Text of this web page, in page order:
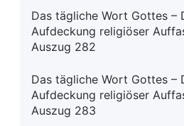
Das tägliche Wort Gottes –
Aufdeckung religiöser
Auszug 282
Das tägliche Wort Gottes –
Aufdeckung religiöser
Auszug 283